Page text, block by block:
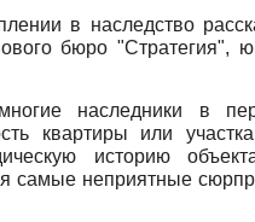
в наследство
бюро "Стратегия",
наследники в
квартиры или
историю
самые неприятные